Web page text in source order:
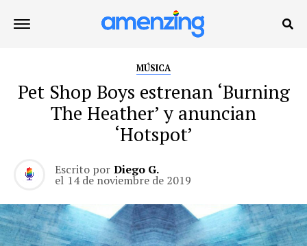
MÚSICA
Pet Shop Boys estrenan ‘Burning
The Heather’ y anuncian
‘Hotspot’
Escrito por Diego G.
el 14 de noviembre de 2019